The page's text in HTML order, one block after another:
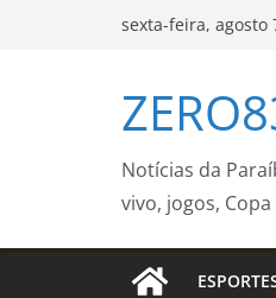
sexta-feira, agosto
Notícias da
vivo, jogos,